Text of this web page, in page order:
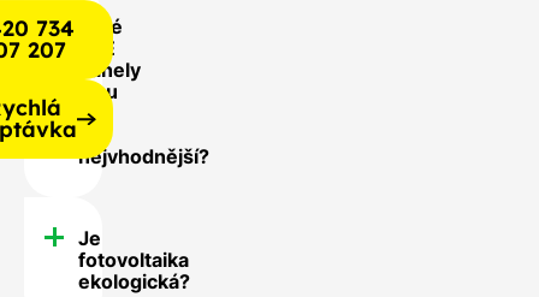
Jaké
FVE
panely
jsou
pro
nejvhodnější?
Je
fotovoltaika
ekologická?
734
207